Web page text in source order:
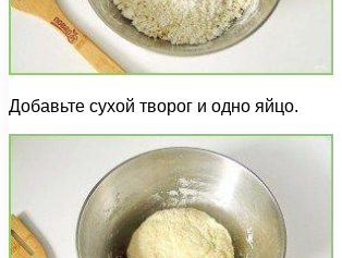
Добавьте сухой творог и одно яйцо.